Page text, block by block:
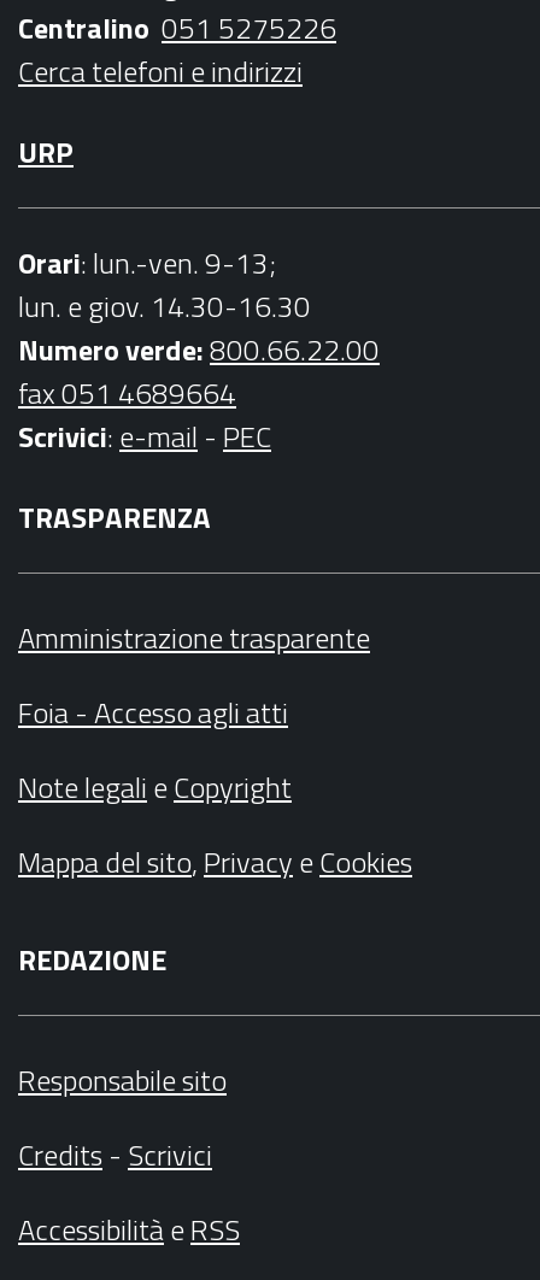
m
Centralino 051 5275226
Cerca telefoni e indirizzi
URP
Orari: lun.-ven. 9-13;
lun. e giov. 14.30-16.30
Numero verde:800.66.22.00
fax 051 4689664
Scrivici:e-mail - PEC
TRASPARENZA
Amministrazione trasparente
Foia - Accesso agli atti
Note legalieCopyright
Mappa del sito,PrivacyeCookies
REDAZIONE
Responsabile sito
Credits- Scrivici
AccessibilitàeRSS